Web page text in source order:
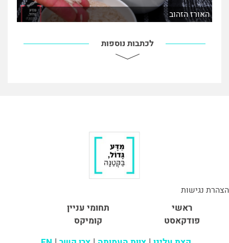
האורז הזהוב
לכתבות נוספות
הצהרת נגישות
ראשי
תחומי עניין
פודקאסט
קומיקס